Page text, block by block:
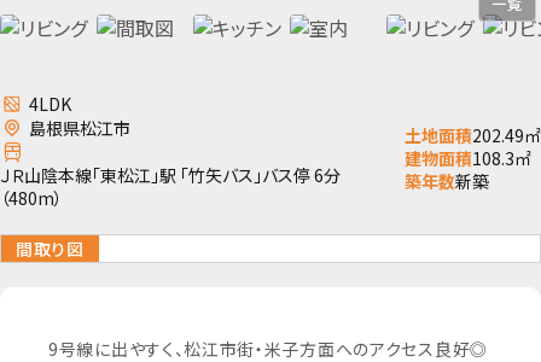
9号線に出やすく、松江市街・米子方面へのアクセス良好◎
4LDK
島根県松江市
ＪＲ山陰本線「東松江」駅 「竹矢バス」バス停 6分
（480m）
土地面積202.49㎡
建物面積108.3㎡
築年数新築
間取り図